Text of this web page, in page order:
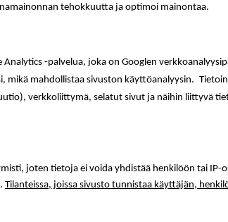
tehokkuutta ja optimoi mainontaa.
-palvelua, joka on Googlen
mikä mahdollistaa sivuston käyttöanalyysin.
verkkoliittymä, selatut sivut ja näihin liittyvä
joten tietoja ei voida yhdistää henkilöön tai
Tilanteissa, joissa sivusto tunnistaa käyttäjän,